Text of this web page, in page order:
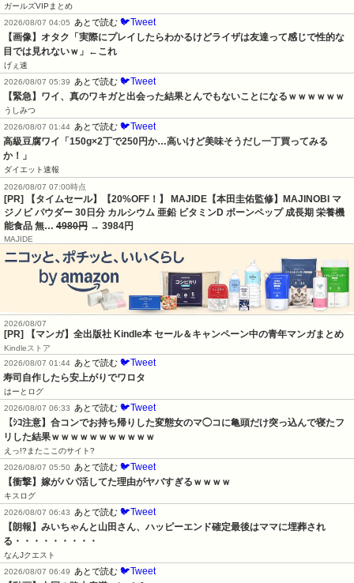
ガールズVIPまとめ
2026/08/07 04:05
あとで読む 🐦Tweet
【画像】オタク「実際にプレイしたらわかるけどライザは友達って感じで性的な
目では見れないｗ」←これ
げぇ速
2026/08/07 05:39
あとで読む 🐦Tweet
【緊急】ワイ、真のワキガと出会った結果とんでもないことになるｗｗｗｗｗｗ
うしみつ
2026/08/07 01:44 あとで読む 🐦Tweet
高級豆腐ワイ「150g×2丁で250円か…高いけど美味そうだし一丁買ってみる
か！」
ダイエット速報
2026/08/07 07:00時点
[PR] 【タイムセール】【20%OFF！】 MAJIDE【本田圭佑監修】MAJINOBI マ
ジノビ パウダー 30日分 カルシウム 亜鉛 ビタミンD ボーンペップ 成長期 栄養機
能食品 無… 4980円 → 3984円
MAJIDE
2026/08/07
[PR] 【マンガ】全出版社 Kindle本 セール＆キャンペーン中の青年マンガまとめ
Kindleストア
2026/08/07 01:44 あとで読む 🐦Tweet
寿司自作したら安上がりでワロタ
はーとログ
2026/08/07 06:33
あとで読む 🐦Tweet
【ｼｺ注意】合コンでお持ち帰りした変態女のマ◯コに亀頭だけ突っ込んで寝たフ
リした結果ｗｗｗｗｗｗｗｗｗｗｗ
えっ!?またここのサイト?
2026/08/07 05:50
あとで読む 🐦Tweet
【衝撃】嫁がパパ活してた理由がヤバすぎるｗｗｗｗ
キスログ
2026/08/07 06:43
あとで読む 🐦Tweet
【朗報】みいちゃんと山田さん、ハッピーエンド確定最後はママに埋葬され
る・・・・・・・・・
なんJクエスト
2026/08/07 06:49
あとで読む 🐦Tweet